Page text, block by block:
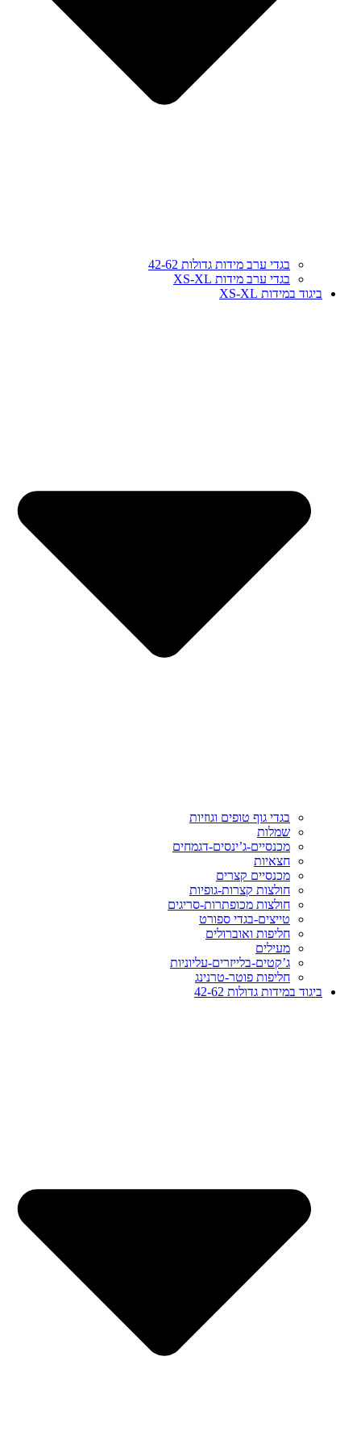
בגדי ערב מידות גדולות 42-62
בגדי ערב מידות XS-XL
ביגוד במידות XS-XL
בגדי גוף טופים וגוזיות
שמלות
מכנסיים-ג’ינסים-דגמחים
חצאיות
מכנסיים קצרים
חולצות קצרות-גופיות
חולצות מכופתרות-סריגים
טייצים-בגדי ספורט
חליפות ואוברולים
מעילים
ג’קטים-בלייזרים-עליוניות
חליפות פוטר-טרנינג
ביגוד במידות גדולות 42-62